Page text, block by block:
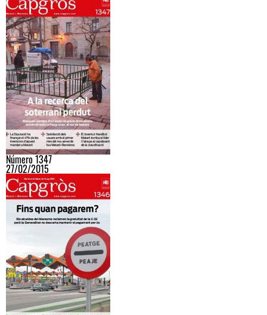
Número 1347
27/02/2015